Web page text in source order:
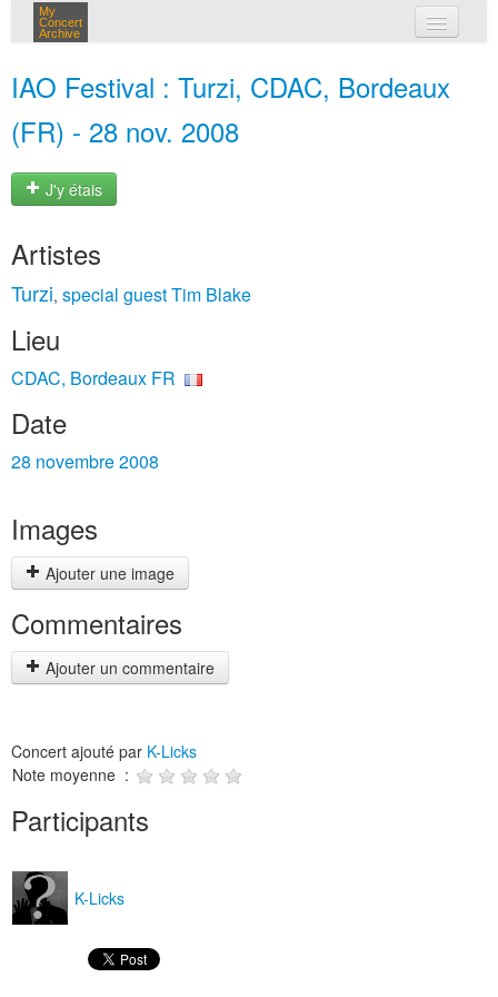
My
Concert
Archive
IAO Festival : Turzi, CDAC, Bordeaux
(FR) - 28 nov. 2008
J'y étais
Artistes
Turzi, special guest Tim Blake
Lieu
CDAC, Bordeaux FR
Date
28 novembre 2008
Images
Ajouter une image
Commentaires
Ajouter un commentaire
Concert ajouté par K-Licks
Note moyenne :
Participants
K-Licks